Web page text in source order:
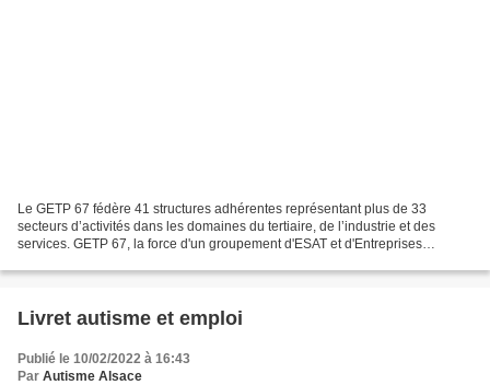
Le GETP 67 fédère 41 structures adhérentes représentant plus de 33
secteurs d’activités dans les domaines du tertiaire, de l’industrie et des
services. GETP 67, la force d'un groupement d'ESAT et d'Entreprises
Livret autisme et emploi
Publié le 10/02/2022 à 16:43
Par Autisme Alsace